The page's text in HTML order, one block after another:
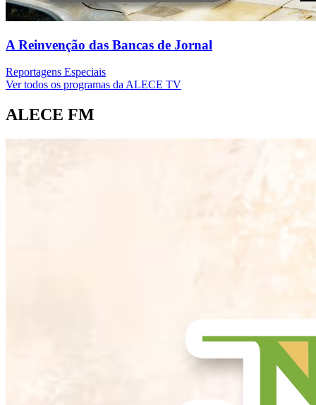
A Reinvenção das Bancas de Jornal
Reportagens Especiais
Ver todos os programas da ALECE TV
ALECE FM